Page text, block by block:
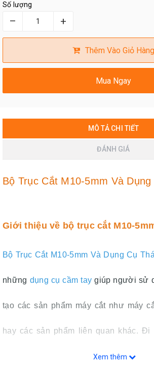
Số lượng
– +
Thêm Vào Giỏ Hàng
Mua Ngay
MÔ TẢ CHI TIẾT
ĐÁNH GIÁ
Bộ Trục Cắt M10-5mm Và
Giới thiệu về bộ trục cắt M10-
Bộ Trục Cắt M10-5mm Và Dụng Cụ
những dụng cụ cầm tay giúp người sử
tạo các sản phẩm máy cắt như máy
hay các sản phẩm liên quan khác. Đi
trục cắt còn có các dụng cụ tháo lắp,
Xem thêm